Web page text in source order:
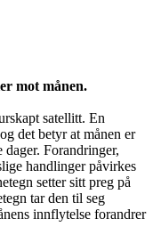
mot månen.
satellitt. En
det betyr at månen er
Forandringer,
handlinger påvirkes
setter sitt preg på
tar den til seg
innflytelse forandrer